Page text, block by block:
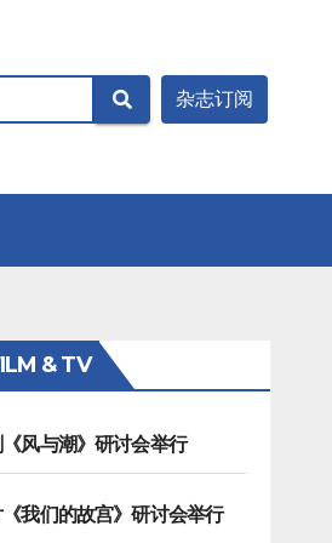
& TV
风与潮》研讨会举行
我们的故宫》研讨会举行